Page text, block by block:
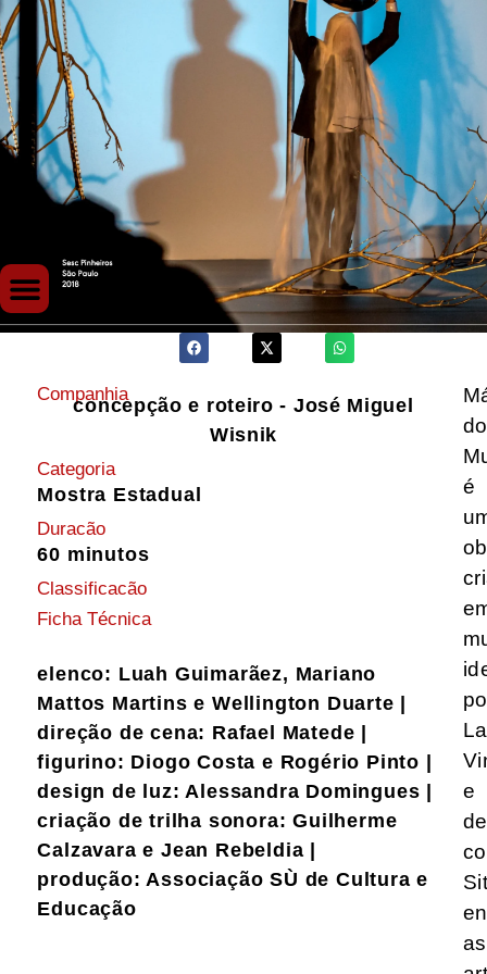
Companhia
concepção e roteiro - José Miguel
Wisnik
Categoria
Mostra Estadual
Duracão
60 minutos
Classificacão
Ficha Técnica
elenco: Luah Guimarãez, Mariano
Mattos Martins e Wellington Duarte |
direção de cena: Rafael Matede |
figurino: Diogo Costa e Rogério Pinto |
design de luz: Alessandra Domingues |
criação de trilha sonora: Guilherme
Calzavara e Jean Rebeldia |
produção: Associação SÙ de Cultura e
Educação
do
é
e
as